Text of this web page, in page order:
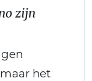
zijn
het